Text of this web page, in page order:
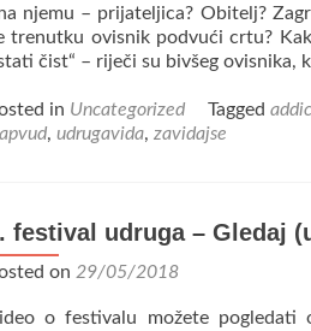
njemu – prijateljica? Obitelj?
trenutku ovisnik podvući crtu?
čist“ – riječi su bivšeg ovisnika,
in Uncategorized Tagged
, udrugavida, zavidajse
festival udruga – Gledaj
on 29/05/2018
o festivalu možete pogledati